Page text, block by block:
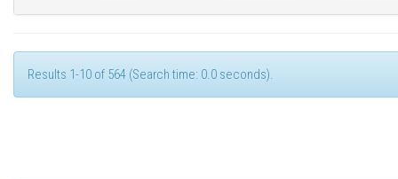
Results 1-10 of 564 (Search time: 0.0 seconds).